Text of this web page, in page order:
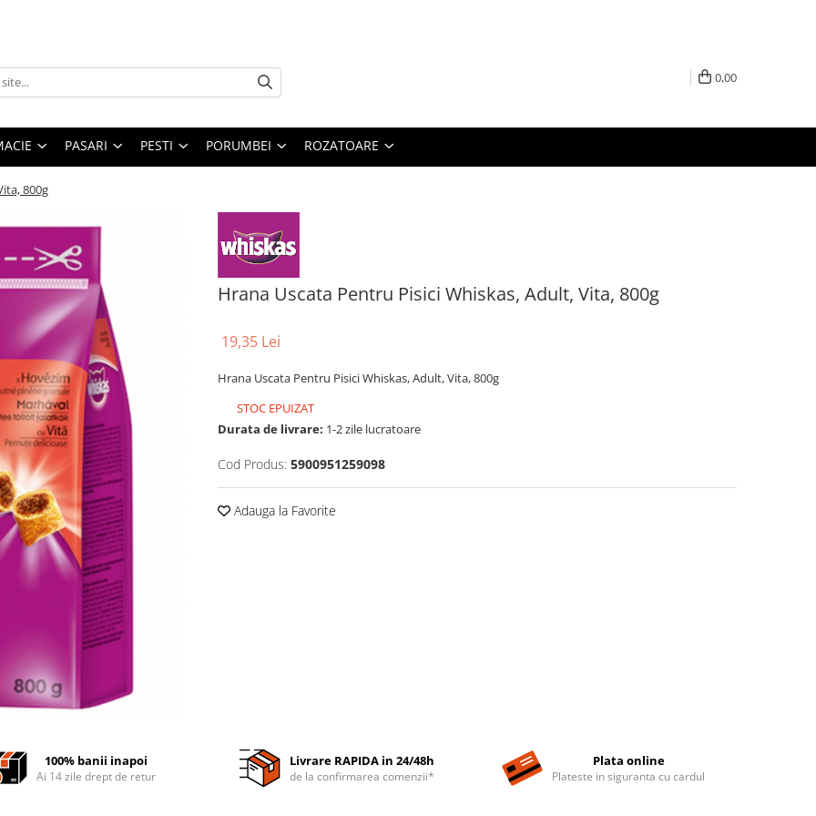
0,00
PASARI PESTI PORUMBEI ROZATOARE
800g
Hrana Uscata Pentru Pisici Whiskas, Adult, Vita, 800g
19,35 Lei
Hrana Uscata Pentru Pisici Whiskas, Adult, Vita, 800g
STOC EPUIZAT
Durata de livrare: 1-2 zile lucratoare
Cod Produs: 5900951259098
Adauga la Favorite
100% banii inapoi
Ai 14 zile drept de retur
Livrare RAPIDA in 24/48h
de la confirmarea comenzii*
Plata online
Plateste in siguranta cu cardul